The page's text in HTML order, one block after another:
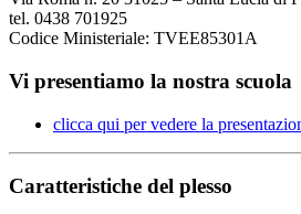
tel. 0438 701925
Codice Ministeriale: TVEE85301A
Vi presentiamo la nostra scuola
clicca qui per vedere la
Caratteristiche del plesso